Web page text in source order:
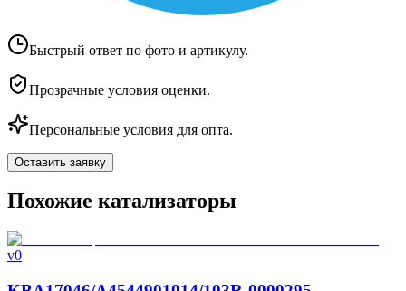
Быстрый ответ по фото и артикулу.
Прозрачные условия оценки.
Персональные условия для опта.
Оставить заявку
Похожие катализаторы
v0